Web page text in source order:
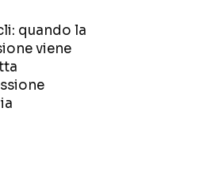
quando la
viene